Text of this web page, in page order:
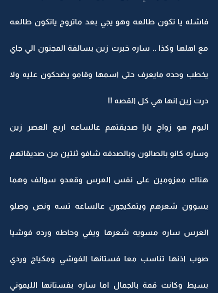
فاشله يا تكون طالعه وهو يجي بعد ماتروح ياتكون طالعه
مع اهلها وكذا .. ساره خبرت زين بسالفة المجنون الي جاي
يخطب وحده مايعرف حتى اسمها وقامو يضحكون عليه ولا
درت زين انها هي كل القصه !!
اليوم هو زواج يارا صديقتهم عالساعه اربع العصر زين
وساره كانو بالصالون وبالصدفه شافو ثنتين من صديقاتهم
هناك معزومين على نفس العرس وقعدو سوالف وهما
يسوون شعرهم ويتمكيجون عالساعه تسه ونص وصلو
العرس ساره مسويه شعرها ويفي وحاطه ورده فوشيا
صوب اذنها تناسب معا فستانها الفوشي ومكياج وردي
بسيط وكانت قمة بالجمال اما ساره بفستانها الليموني